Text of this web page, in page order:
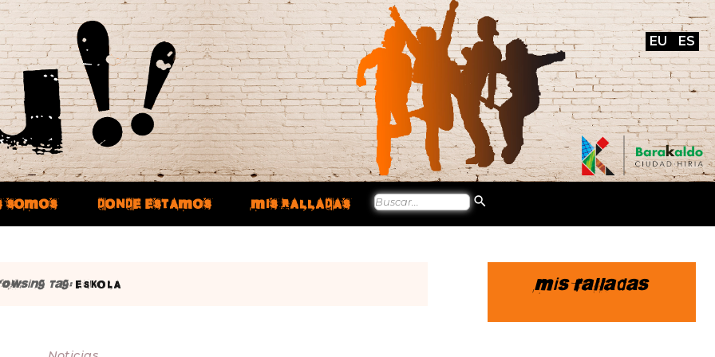
EU ES
SOMOS DONDE ESTAMOS MIS RALLADAS
Tag: ESKOLA Mis ralladas